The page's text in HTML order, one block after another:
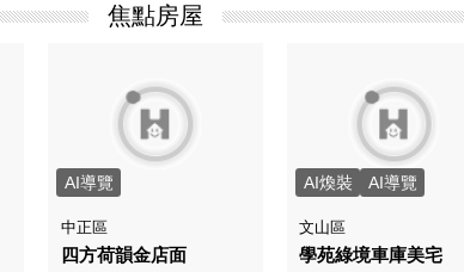
焦點房屋
AI導覽
中正區
四方荷韻金店面
AI煥裝 AI導覽
文山區
學苑綠境車庫美宅